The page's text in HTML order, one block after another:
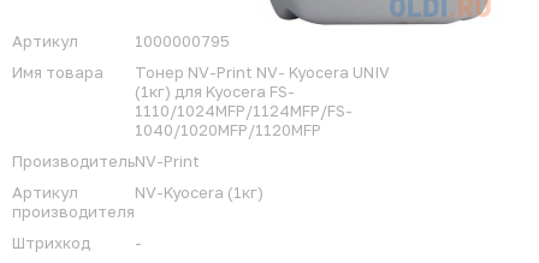
Артикул
1000000795
Имя товара
Тонер NV-Print NV- Kyocera UNIV
(1кг) для Kyocera FS-
1110/1024MFP/1124MFP/FS-
1040/1020MFP/1120MFP
ПроизводительNV-Print
Артикул
производителя
NV-Kyocera (1кг)
Штрихкод
-